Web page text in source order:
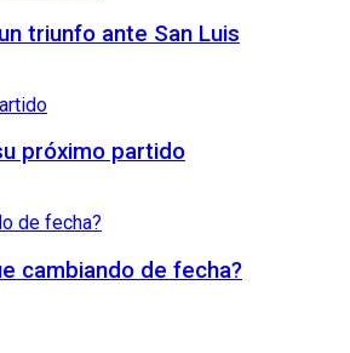
triunfo ante San Luis
próximo partido
cambiando de fecha?